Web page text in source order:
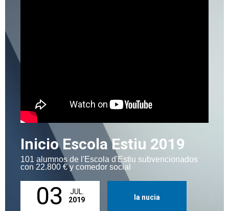
Inicio Escola Estiu 2019
101 alumnos de l'Escola d'Estiu subvencionados
con 22.800 € y comedor social
03
JUL.
2019
la nucia